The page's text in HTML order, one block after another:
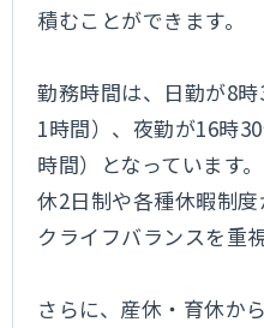
積むことができます。
勤務時間は、日勤が8
1時間）、夜勤が16時
時間）となっています
休2日制や各種休暇制
クライフバランスを重
さらに、産休・育休か